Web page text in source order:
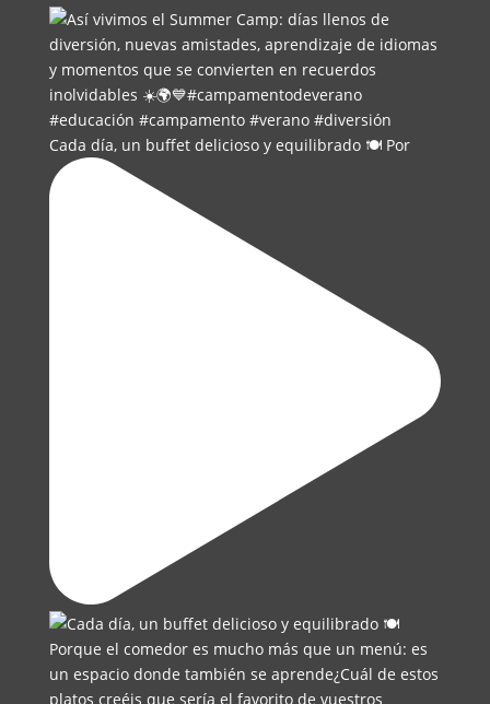
Cada día, un buffet delicioso y equilibrado 🍽️ Por